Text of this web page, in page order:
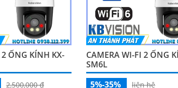
ỐNG KÍNH KX-
2,500,000 ₫
CAMERA WI-FI 2 ỐNG
SM6L
5%-35%
liên hệ